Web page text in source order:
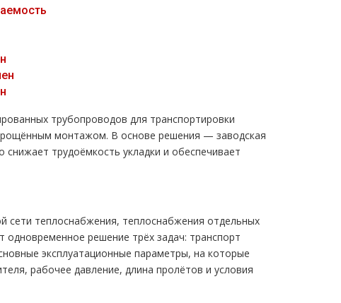
трубопроводов для транспортировки
монтажом. В основе решения — заводская
трудоёмкость укладки и обеспечивает
сети теплоснабжения, теплоснабжения отдельных
решение трёх задач: транспорт
эксплуатационные параметры, на которые
рабочее давление, длина пролётов и условия